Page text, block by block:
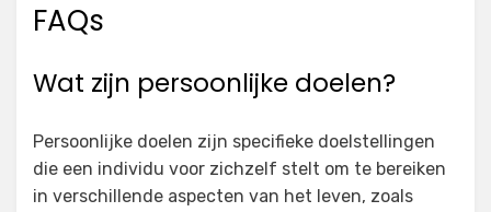
FAQs
Wat zijn persoonlijke doelen?
Persoonlijke doelen zijn specifieke doelstellingen
die een individu voor zichzelf stelt om te bereiken
in verschillende aspecten van het leven, zoals